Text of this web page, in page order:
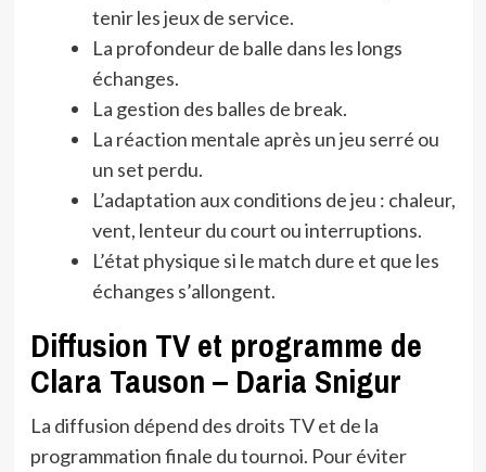
tenir les jeux de service.
La profondeur de balle dans les longs
échanges.
La gestion des balles de break.
La réaction mentale après un jeu serré ou
un set perdu.
L’adaptation aux conditions de jeu : chaleur,
vent, lenteur du court ou interruptions.
L’état physique si le match dure et que les
échanges s’allongent.
Diffusion TV et programme de
Clara Tauson – Daria Snigur
La diffusion dépend des droits TV et de la
programmation finale du tournoi. Pour éviter